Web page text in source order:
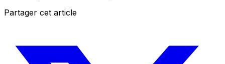
Partager cet article